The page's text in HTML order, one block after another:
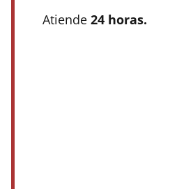
Atiende 24 horas.